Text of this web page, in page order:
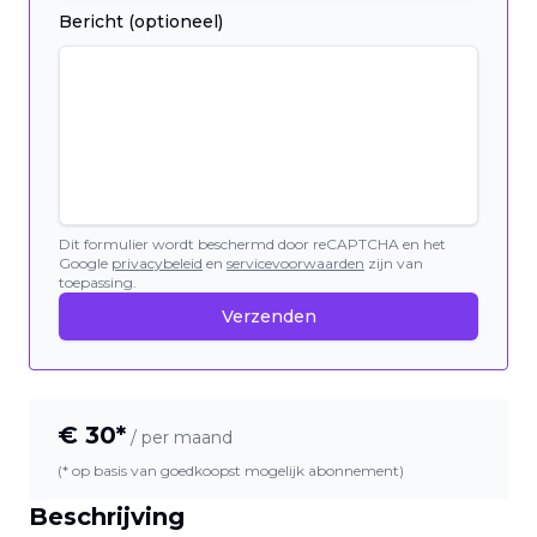
Beschrijving
Bericht (optioneel)
Dit formulier wordt beschermd door reCAPTCHA en het
Google privacybeleid en servicevoorwaarden zijn van
toepassing.
Verzenden
€ 30* / per maand
(* op basis van goedkoopst mogelijk abonnement)